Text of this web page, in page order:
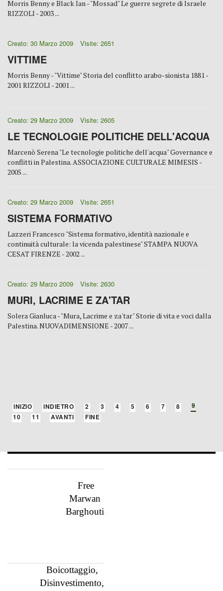
Morris Benny e Black Ian - "Mossad" Le guerre segrete di Israele
RIZZOLI - 2003 ...
Creato: 30 Marzo 2009 Visite: 2651
VITTIME
Morris Benny - "Vittime" Storia del conflitto arabo-sionista 1881 -
2001 RIZZOLI - 2001 ...
Creato: 29 Marzo 2009 Visite: 2605
LE TECNOLOGIE POLITICHE DELL'ACQUA
Marcenò Serena "Le tecnologie politiche dell'acqua" Governance e
conflitti in Palestina. ASSOCIAZIONE CULTURALE MIMESIS -
2005 ...
Creato: 29 Marzo 2009 Visite: 2651
SISTEMA FORMATIVO
Lazzeri Francesco "Sistema formativo, identità nazionale e
continuità culturale: la vicenda palestinese" STAMPA NUOVA
CESAT FIRENZE - 2002 ...
Creato: 29 Marzo 2009 Visite: 2630
MURI, LACRIME E ZA'TAR
Solera Gianluca - "Mura, Lacrime e za'tar" Storie di vita e voci dalla
Palestina. NUOVADIMENSIONE - 2007 ...
INIZIO INDIETRO 2 3 4 5 6 7 8
9
10
11 AVANTI FINE
Free
Marwan
Barghouti
Boicottaggio,
Disinvestimento,